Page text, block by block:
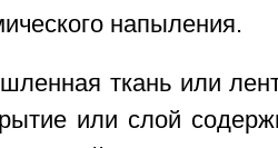
напыления.
ткань или
или слой